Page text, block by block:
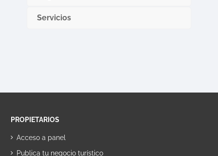
Servicios
PROPIETARIOS
Acceso a panel
Publica tu negocio turístico